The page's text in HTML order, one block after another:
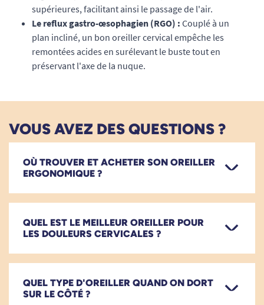
supérieures, facilitant ainsi le passage de l'air.
Le reflux gastro-œsophagien (RGO) : Couplé à un
plan incliné, un bon oreiller cervical empêche les
remontées acides en surélevant le buste tout en
préservant l'axe de la nuque.
VOUS AVEZ DES QUESTIONS ?
OÙ TROUVER ET ACHETER SON OREILLER
ERGONOMIQUE ?
QUEL EST LE MEILLEUR OREILLER POUR
LES DOULEURS CERVICALES ?
QUEL TYPE D'OREILLER QUAND ON DORT
SUR LE CÔTÉ ?